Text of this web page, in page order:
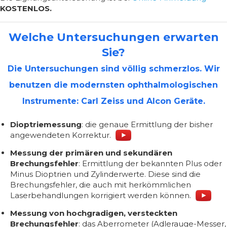
KOSTENLOS.
Welche Untersuchungen erwarten
Sie?
Die Untersuchungen sind völlig schmerzlos. Wir
benutzen die modernsten ophthalmologischen
Instrumente: Carl Zeiss und Alcon Geräte.
Dioptriemessung: die genaue Ermittlung der bisher
angewendeten Korrektur.
Messung der primären und sekundären
Brechungsfehler: Ermittlung der bekannten Plus oder
Minus Dioptrien und Zylinderwerte. Diese sind die
Brechungsfehler, die auch mit herkömmlichen
Laserbehandlungen korrigiert werden können.
Messung von hochgradigen, versteckten
Brechungsfehler: das Aberrometer (Adlerauge-Messer,